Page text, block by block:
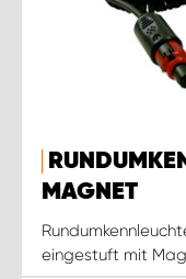
MAGNET
eingestuft mit